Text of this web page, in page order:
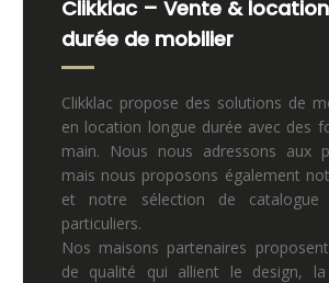
Clikklac – Vente &
durée de mobilier
Clikklac propose des solutions de
en location longue durée avec des
main. Nous nous adressons aux
mais nous proposons également
et notre sélection de catalogue
particuliers.
Nos maisons partenaires
de qualité qui allient le design,